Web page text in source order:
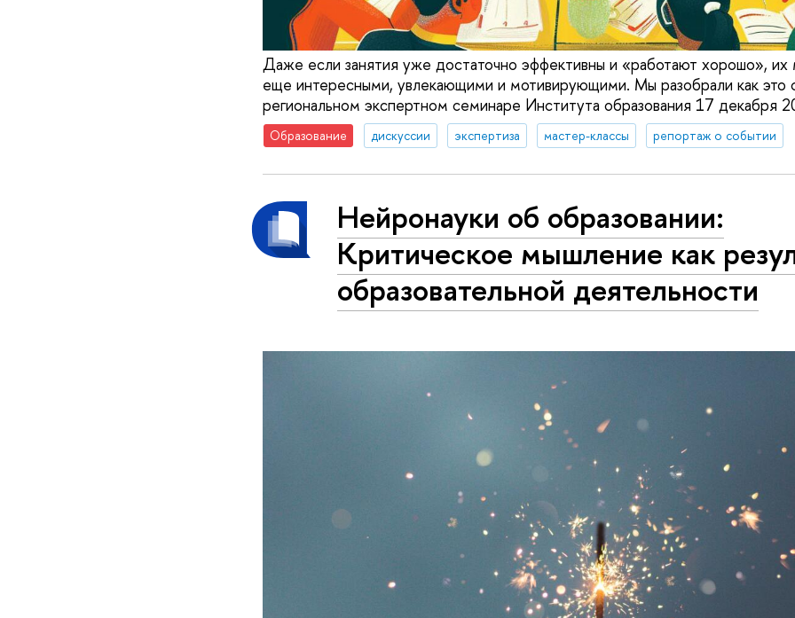
Даже если занятия уже достаточно эффективны и «работают хорошо»,
еще интересными, увлекающими и мотивирующими. Мы разобрали как это
региональном экспертном семинаре Института образования 17 декабря
Образование дискуссии экспертиза мастер-классы репортаж о событии
Нейронауки об образовании:
Критическое мышление как
образовательной деятельности